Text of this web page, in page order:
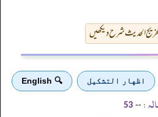
الحدیث شرح دیکھیں
اظهار التشكيل 🔍 English
:
--
53